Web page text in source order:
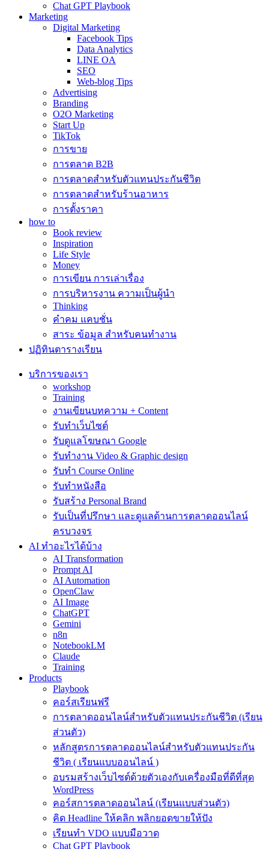
Chat GPT Playbook
Marketing
Digital Marketing
Facebook Tips
Data Analytics
LINE OA
SEO
Web-blog Tips
Advertising
Branding
O2O Marketing
Start Up
TikTok
การขาย
การตลาด B2B
การตลาดสำหรับตัวแทนประกันชีวิต
การตลาดสำหรับร้านอาหาร
การตั้งราคา
how to
Book review
Inspiration
Life Style
Money
การเขียน การเล่าเรื่อง
การบริหารงาน ความเป็นผู้นำ
Thinking
คำคม แคบชั่น
สาระ ข้อมูล สำหรับคนทำงาน
ปฏิทินตารางเรียน
บริการของเรา
workshop
Training
งานเขียนบทความ + Content
รับทำเว็บไซต์
รับดูแลโฆษณา Google
รับทำงาน Video & Graphic design
รับทำ Course Online
รับทำหนังสือ
รับสร้าง Personal Brand
รับเป็นที่ปรึกษา และดูแลด้านการตลาดออนไลน์
ครบวงจร
AI ทำอะไรได้บ้าง
AI Transformation
Prompt AI
AI Automation
OpenClaw
AI Image
ChatGPT
Gemini
n8n
NotebookLM
Claude
Training
Products
Playbook
คอร์สเรียนฟรี
การตลาดออนไลน์สำหรับตัวแทนประกันชีวิต (เรียน
ส่วนตัว)
หลักสูตรการตลาดออนไลน์สำหรับตัวแทนประกัน
ชีวิต ( เรียนแบบออนไลน์ )
อบรมสร้างเว็บไซต์ด้วยตัวเองกับเครื่องมือที่ดีที่สุด
WordPress
คอร์สการตลาดออนไลน์ (เรียนแบบส่วนตัว)
คิด Headline ให้คลิก พลิกยอดขายให้ปัง
เรียนทำ VDO แบบมือวาด
Chat GPT Playbook